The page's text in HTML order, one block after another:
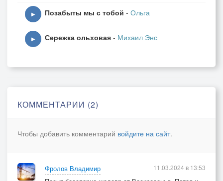
▶ Позабыты мы с тобой - Ольга
▶ Сережка ольховая - Михаил Энс
КОММЕНТАРИИ (2)
Чтобы добавить комментарий войдите на сайт.
Фролов Владимир
11.03.2024 в 13:53